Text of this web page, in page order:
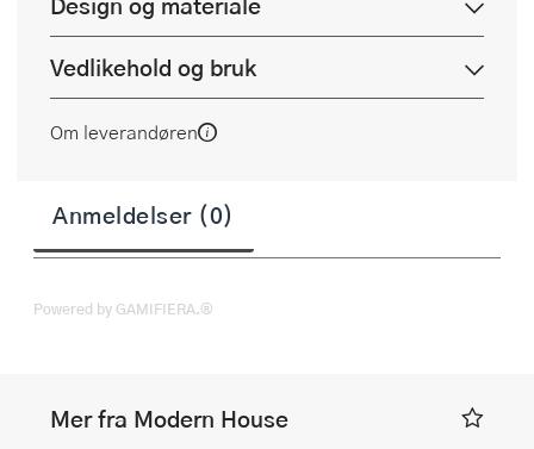
Vedlikehold og bruk
Om leverandøren
Anmeldelser (0)
Powered by GAMIFIERA.®
Mer fra Modern House